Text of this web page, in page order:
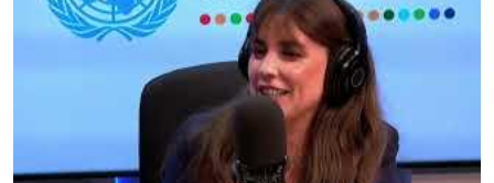
internacional, cómo la ONU ha acompañado procesos
clave para el país, y por qué esta historia de 80 años
sigue proyectándose hoy.